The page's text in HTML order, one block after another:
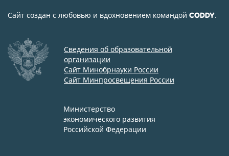
Сайт создан с любовью и вдохновением командой CODDY.
Сведения об образовательной
организации
Сайт Минобрнауки России
Сайт Минпросвещения России
Министерство
экономического развития
Российской Федерации